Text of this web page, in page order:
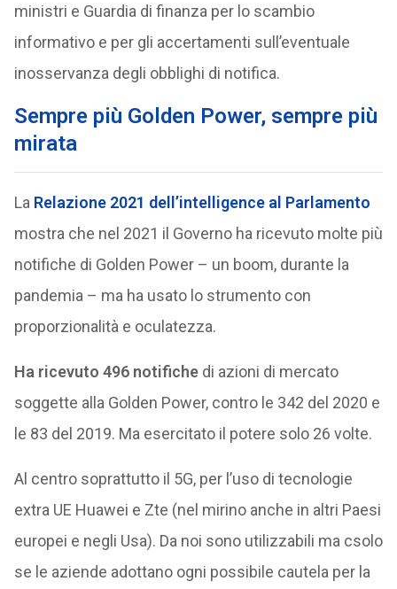
ministri e Guardia di finanza per lo scambio
informativo e per gli accertamenti sull’eventuale
inosservanza degli obblighi di notifica.
Sempre più Golden Power, sempre più
mirata
La Relazione 2021 dell’intelligence al Parlamento
mostra che nel 2021 il Governo ha ricevuto molte più
notifiche di Golden Power – un boom, durante la
pandemia – ma ha usato lo strumento con
proporzionalità e oculatezza.
Ha ricevuto 496 notifichedi azioni di mercato
soggette alla Golden Power, contro le 342 del 2020 e
le 83 del 2019. Ma esercitato il potere solo 26 volte.
Al centro soprattutto il 5G, per l’uso di tecnologie
extra UE Huawei e Zte (nel mirino anche in altri Paesi
europei e negli Usa). Da noi sono utilizzabili ma csolo
se le aziende adottano ogni possibile cautela per la